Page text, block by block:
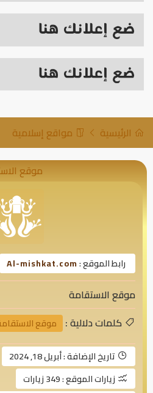
الرئيسية مواقع إسلامية
موقع
رابط الموقع :Al-mishkat.com
موقع الاستقامة
كلمات دلالية :
موقع
تاريخ الإضافة :أبريل 18, 2024
زيارات الموقع :349 زيارات